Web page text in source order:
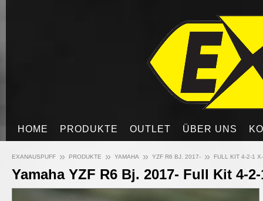
HOME PRODUKTE OUTLET ÜBER UNS
EXANAUSPUFF » PRODUKTE » YAMAHA » YZF R6 BJ. 2017- » FULL KIT 4-2-1
Yamaha YZF R6 Bj. 2017- Full Kit 4-